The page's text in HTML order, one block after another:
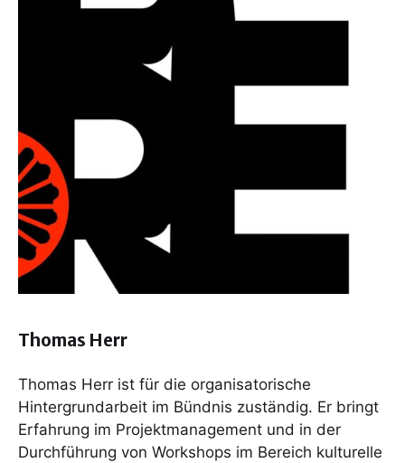
Thomas Herr
Thomas Herr ist für die organisatorische
Hintergrundarbeit im Bündnis zuständig. Er bringt
Erfahrung im Projektmanagement und in der
Durchführung von Workshops im Bereich kulturelle